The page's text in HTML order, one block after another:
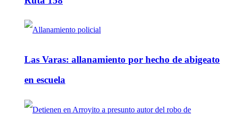
Las Varas: allanamiento por hecho de abigeato
en escuela